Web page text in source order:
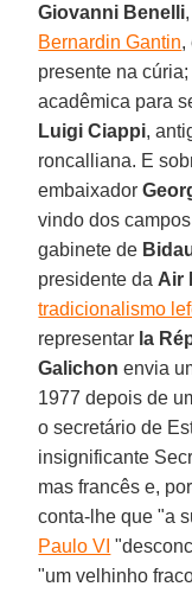
Giovanni Benelli
Bernardin Gantin,
presente na
acadêmica para
Luigi Ciappi,
roncalliana. E
embaixador
vindo dos
gabinete de
presidente da Air
tradicionalismo
representar la
Galichon envia
1977 depois de
o secretário de
insignificante
mas francês e,
conta-lhe que "a
Paulo VI
"um velhinho